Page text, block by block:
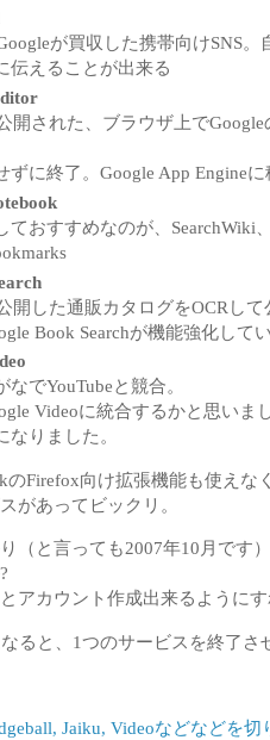
が買収した携帯向けSNS
伝えることが出来る
開された、ブラウザ上で
ずに終了。Google App Engineに
ておすすめなのが、SearchWiki
開した通販カタログをOCRして
Book Searchが機能強化して
なでYouTubeと競合。
Videoに統合するかと思いま
なりました。
のFirefox向け拡張機能も使えな
があってビックリ。
（と言っても2007年10月です
アカウント作成出来るように
ると、1つのサービスを終了さ
Jaiku, Videoなどなどを切